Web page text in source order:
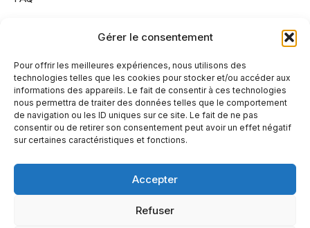
Gérer le consentement
Pour offrir les meilleures expériences, nous utilisons des
technologies telles que les cookies pour stocker et/ou accéder aux
informations des appareils. Le fait de consentir à ces technologies
nous permettra de traiter des données telles que le comportement
de navigation ou les ID uniques sur ce site. Le fait de ne pas
consentir ou de retirer son consentement peut avoir un effet négatif
sur certaines caractéristiques et fonctions.
Accepter
Refuser
Informations utiles
Conditions générales de vente
Mentions légales
Politique de cookies
Politique de confidentialité
A propos